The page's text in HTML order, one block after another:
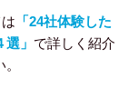
「24社体験した
」 で詳しく紹介